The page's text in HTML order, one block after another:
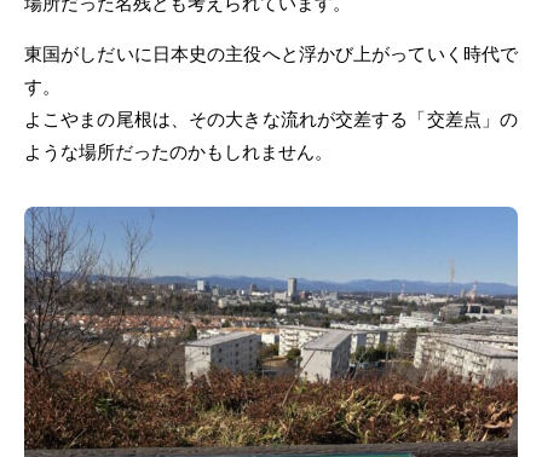
東国がしだいに日本史の主役へと浮かび上がっていく時代で
す。
よこやまの尾根は、その大きな流れが交差する「交差点」の
ような場所だったのかもしれません。